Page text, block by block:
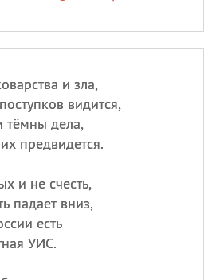
и зла,
видится,
тёмны дела,
предвидется.
и не счесть,
падает вниз,
есть
УИС.